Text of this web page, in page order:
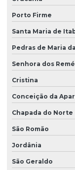
Porto Firme
Santa Maria de
Pedras de Maria
Senhora dos
Cristina
Conceição da
Chapada do Norte
São Romão
Jordânia
São Geraldo